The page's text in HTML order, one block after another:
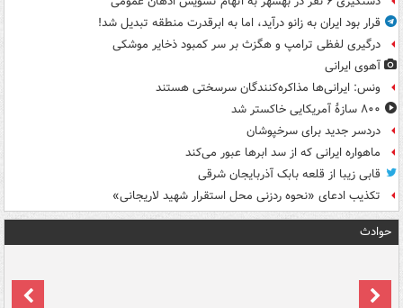
قرار بود ایران به زانو درآید، اما به ابرقدرت منطقه تبدیل شد!
درگیری لفظی ترامپ و هگزث بر سر کمبود ذخایر موشکی
آهوی ایرانی
ونس: ایرانی‌ها مذاکره‌کنندگان سرسختی هستند
۸۰۰ سازۀ آمریکایی خاکستر شد
دردسر جدید برای سرخپوشان
ماهواره ایرانی که از سد ابرها عبور می‌کند
قابی زیبا از قلعه بابک آذربایجان شرقی
تکذیب ادعای «نحوه ردزنی محل استقرار شهید لاریجانی»
حوادث